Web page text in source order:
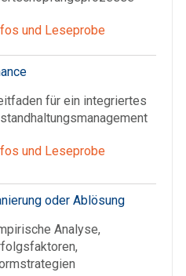
und Leseprobe
für ein integriertes
und Leseprobe
oder Ablösung
Analyse,